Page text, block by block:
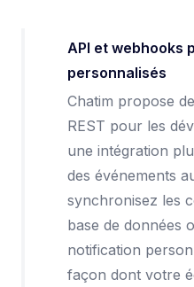
API et webhooks
personnalisés
Chatim propose
REST pour les
une intégration
des événements
synchronisez les
base de données
notification
façon dont votre